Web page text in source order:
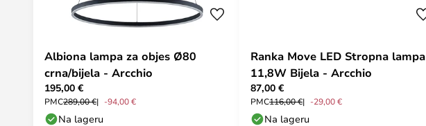
Albiona lampa za objes Ø80
crna/bijela - Arcchio
195,00 €
PMC289,00 € -94,00 €
Na lageru
Ranka Move LED Stropna lampa
11,8W Bijela - Arcchio
87,00 €
PMC116,00 € -29,00 €
Na lageru